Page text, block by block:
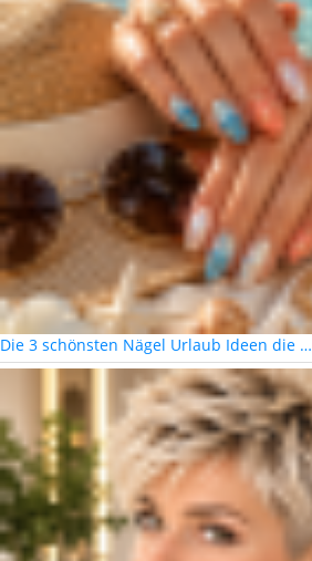
Die 3 schönsten Nägel Urlaub Ideen die …